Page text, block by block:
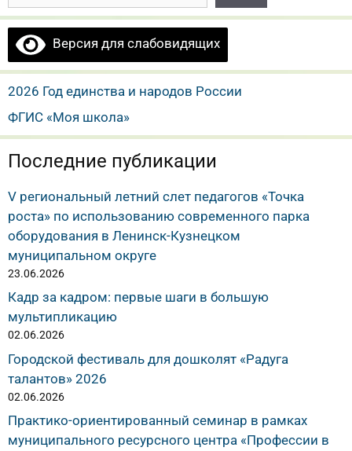
Версия для слабовидящих
2026 Год единства и народов России
ФГИС «Моя школа»
Последние публикации
V региональный летний слет педагогов «Точка
роста» по использованию современного парка
оборудования в Ленинск-Кузнецком
муниципальном округе
23.06.2026
Кадр за кадром: первые шаги в большую
мультипликацию
02.06.2026
Городской фестиваль для дошколят «Радуга
талантов» 2026
02.06.2026
Практико-ориентированный семинар в рамках
муниципального ресурсного центра «Профессии в